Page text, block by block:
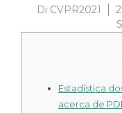
Di CVPR2021
Estadística
acerca de